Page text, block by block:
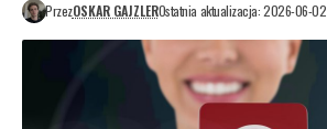
PrzezOSKAR GAJZLEROstatnia aktualizacja: 2026-06-02